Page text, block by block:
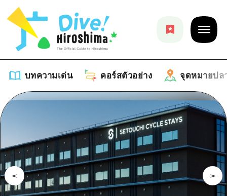
บทความเด่น คอร์สตัวอย่าง จุดหมายปล
รายการ
คำแนะนำ
ศิลปะ
คอร์สตัวอย่าง
รายการ
คู่มือ Dive! Hiroshima
จุดหมายปลายทาง